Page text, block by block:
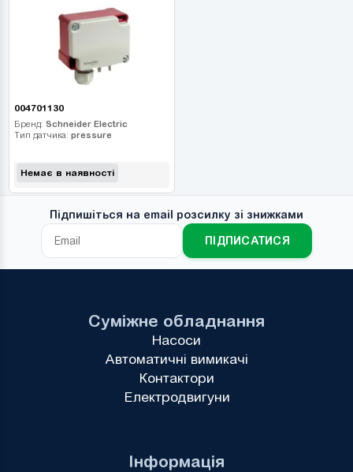
004701130
Бренд: Schneider Electric
Тип датчика: pressure
Немає в наявності
Підпишіться на email розсилку зі знижками
ПІДПИСАТИСЯ
Інформація
Суміжне обладнання
Насоси
Автоматичні вимикачі
Контактори
Електродвигуни